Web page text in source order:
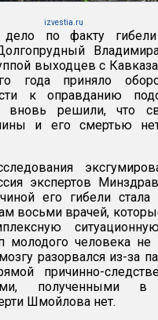
izvestia.ru
дело по факту гибели
выходцев с
года приняло
к оправданию
вновь решили, что
и его смертью
экспертов
его гибели стала
восьми врачей,
молодого человека не
разорвался из-за
причинно-
полученными
Шмойлова нет.